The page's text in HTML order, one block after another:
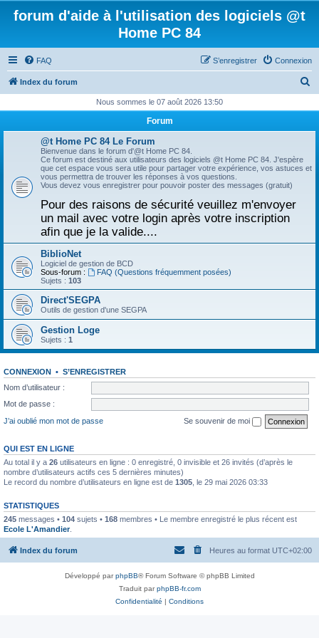
forum d'aide à l'utilisation des logiciels @t
Home PC 84
FAQ Connexion
S’enregistrer
Index du forum
h
r
Nous sommes le 07 août 2026 13:50
Forum
@t Home PC 84 Le Forum
Bienvenue dans le forum d'@t Home PC 84.
Ce forum est destiné aux utilisateurs des logiciels @t Home PC 84. J'espère
que cet espace vous sera utile pour partager votre expérience, vos astuces et
vous permettra de trouver les réponses à vos questions.
Vous devez vous enregistrer pour pouvoir poster des messages (gratuit)
Pour des raisons de sécurité veuillez m'envoyer
un mail avec votre login après votre inscription
afin que je la valide....
BiblioNet
Logiciel de gestion de BCD
Sous-forum :
FAQ (Questions fréquemment posées)
Sujets : 103
Direct'SEGPA
Outils de gestion d'une SEGPA
Gestion Loge
Sujets : 1
CONNEXION • S’ENREGISTRER
Nom d’utilisateur :
Mot de passe :
J’ai oublié mon mot de passe
Se souvenir de moi
QUI EST EN LIGNE
Au total il y a 26 utilisateurs en ligne : 0 enregistré, 0 invisible et 26 invités (d’après le
nombre d’utilisateurs actifs ces 5 dernières minutes)
Le record du nombre d’utilisateurs en ligne est de 1305 , le 29 mai 2026 03:33
STATISTIQUES
245 messages • 104 sujets • 168 membres • Le membre enregistré le plus récent est
Ecole L'Amandier.
Index du forum Heures au format UTC+02:00
Développé parphpBB® Forum Software © phpBB Limited
Traduit parphpBB-fr.com
Confidentialité | Conditions